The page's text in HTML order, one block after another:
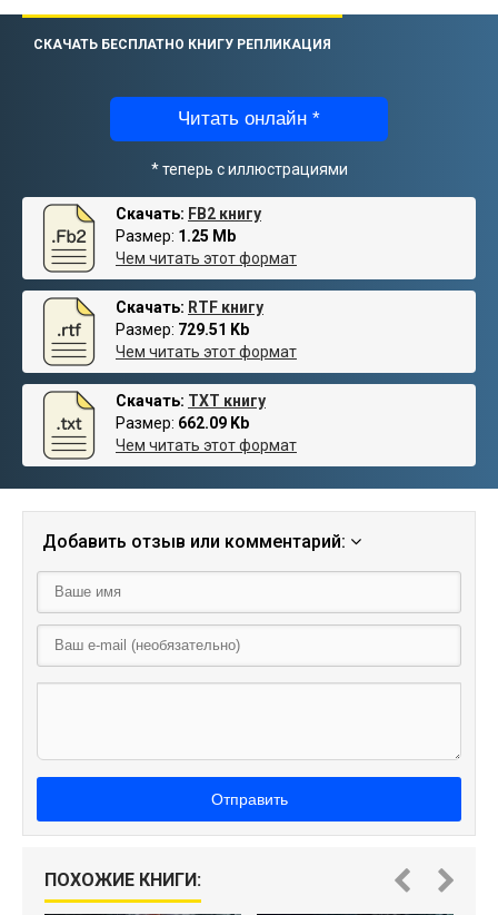
СКАЧАТЬ БЕСПЛАТНО КНИГУ РЕПЛИКАЦИЯ
Читать онлайн *
* теперь с иллюстрациями
Скачать: FB2 книгу
Размер: 1.25 Mb
Чем читать этот формат
Скачать: RTF книгу
Размер: 729.51 Kb
Чем читать этот формат
Скачать: TXT книгу
Размер: 662.09 Kb
Чем читать этот формат
Добавить отзыв или комментарий:
Отправить
ПОХОЖИЕ КНИГИ: